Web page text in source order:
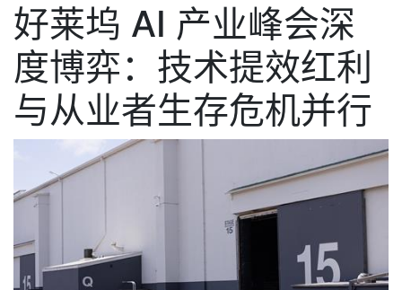
好莱坞 AI 产业峰会深
度博弈：技术提效红利
与从业者生存危机并行